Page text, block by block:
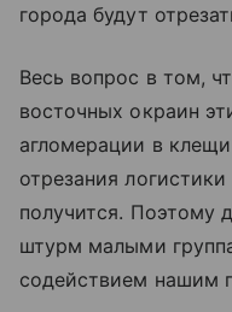
города будут
Весь вопрос в том,
восточных окраин
агломерации в
отрезания
получится. Поэтому
штурм малыми
содействием нашим